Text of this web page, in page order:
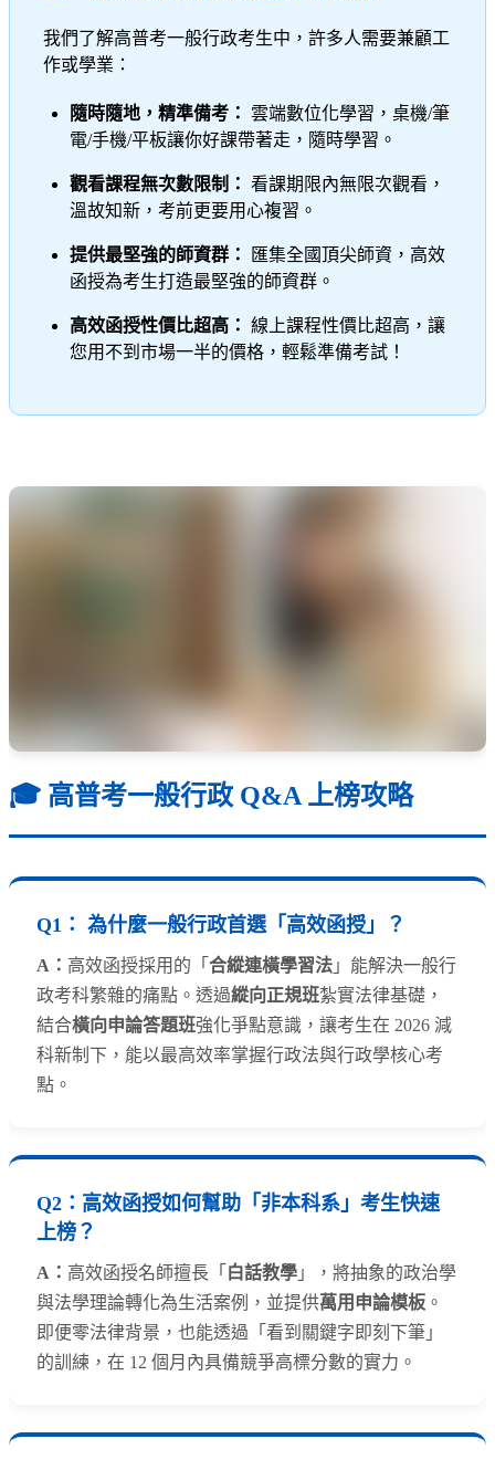
我們了解高普考一般行政考生中，許多人需要兼顧工
作或學業：
隨時隨地，精準備考： 雲端數位化學習，桌機/筆
電/手機/平板讓你好課帶著走，隨時學習。
觀看課程無次數限制： 看課期限內無限次觀看，
溫故知新，考前更要用心複習。
提供最堅強的師資群：
匯集全國頂尖師資，高效
函授為考生打造最堅強的師資群。
高效函授性價比超高： 線上課程性價比超高，讓
您用不到市場一半的價格，輕鬆準備考試！
🎓 高普考一般行政 Q&A 上榜攻略
Q1： 為什麼一般行政首選「高效函授」？
A： 高效函授採用的「 合縱連橫學習法 」能解決一般行
政考科繁雜的痛點。透過縱向正規班紮實法律基礎，
結合橫向申論答題班強化爭點意識，讓考生在 2026 減
科新制下，能以最高效率掌握行政法與行政學核心考
點。
Q2： 高效函授如何幫助「非本科系」考生快速
上榜？
A： 高效函授名師擅長「 白話教學 」，將抽象的政治學
與法學理論轉化為生活案例，並提供萬用申論模板 。
即便零法律背景，也能透過「看到關鍵字即刻下筆」
的訓練，在 12 個月內具備競爭高標分數的實力。